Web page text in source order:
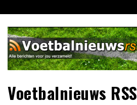
naar
inhoud
Voetbalnieuws RSS